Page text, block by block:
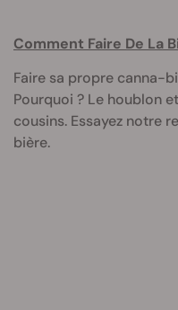
Comment Faire De La
Faire sa propre canna-
Pourquoi ? Le houblon
cousins. Essayez notre
bière.